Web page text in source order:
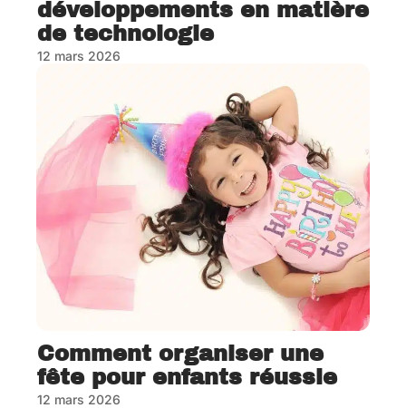
développements en matière
de technologie
12 mars 2026
Comment organiser une
fête pour enfants réussie
12 mars 2026